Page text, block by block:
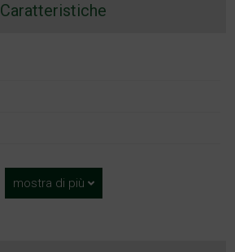
Caratteristiche
mostra di più